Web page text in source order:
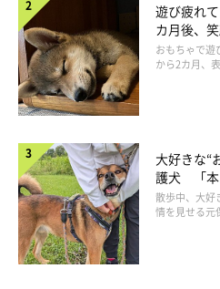
暇を感じる合間に思い出す
遊び疲れ
カ月後、
成長！
おもちゃで遊
から2カ月、
大好きな“
護犬 「本
表情にほ
散歩中、大好
情を見せる